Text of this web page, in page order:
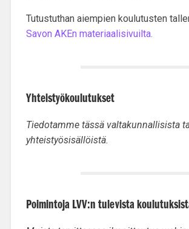
Tutustuthan aiempien koulutusten
Savon AKEn materiaalisivuilta.
Yhteistyökoulutukset
Tiedotamme tässä valtakunnallisista
yhteistyösisällöistä.
Poimintoja LVV:n tulevista